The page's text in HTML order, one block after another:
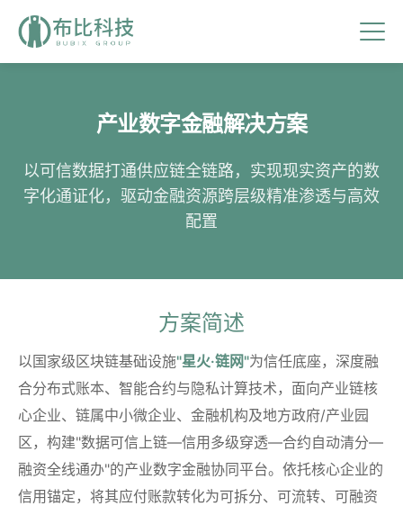
产业数字金融解决方案
以可信数据打通供应链全链路，实现现实资产的数
字化通证化，驱动金融资源跨层级精准渗透与高效
配置
方案简述
以国家级区块链基础设施"星火·链网"为信任底座，深度融
合分布式账本、智能合约与隐私计算技术，面向产业链核
心企业、链属中小微企业、金融机构及地方政府/产业园
区，构建"数据可信上链—信用多级穿透—合约自动清分—
融资全线通办"的产业数字金融协同平台。依托核心企业的
信用锚定，将其应付账款转化为可拆分、可流转、可融资